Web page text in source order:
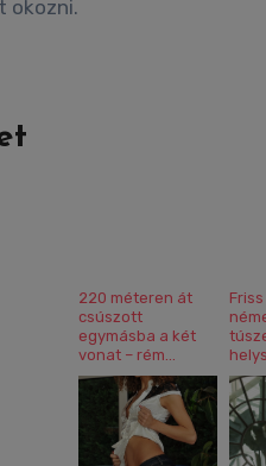
okozni.
220 méteren át
csúszott
egymásba a két
vonat – rém...